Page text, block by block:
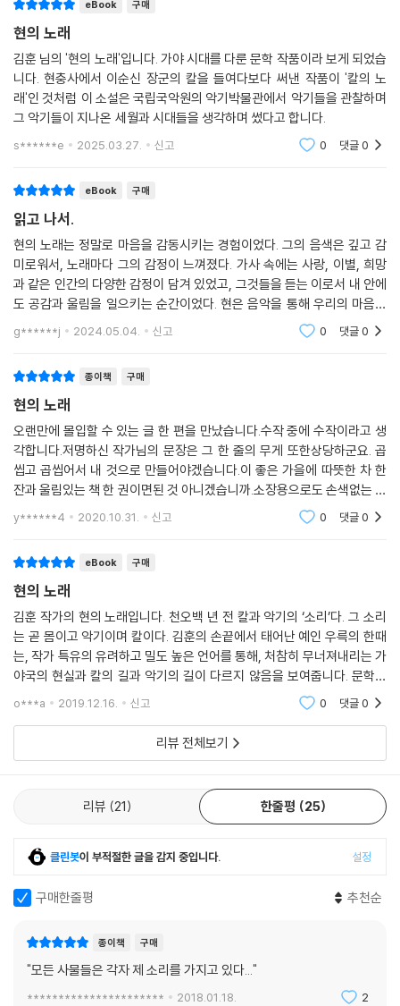
eBook 구매
현의 노래
김훈 님의 '현의 노래'입니다. 가야 시대를 다룬 문학 작품이라 보게 되었습
니다. 현충사에서 이순신 장군의 칼을 들여다보다 써낸 작품이 '칼의 노
래'인 것처럼 이 소설은 국립국악원의 악기박물관에서 악기들을 관찰하며
그 악기들이 지나온 세월과 시대들을 생각하며 썼다고 합니다.
s******e 2025.03.27. 신고 0 댓글0
eBook 구매
읽고 나서.
현의 노래는 정말로 마음을 감동시키는 경험이었다. 그의 음색은 깊고 감
미로워서, 노래마다 그의 감정이 느껴졌다. 가사 속에는 사랑, 이별, 희망
과 같은 인간의 다양한 감정이 담겨 있었고, 그것들을 듣는 이로서 내 안에
도 공감과 울림을 일으키는 순간이었다. 현은 음악을 통해 우리의 마음을
치유하고 위로해주는 힘을 지니고 있다. 그의 노래를 듣는 동안에는 시간
이 멈춘 것 같아
g******j 2024.05.04. 신고 0 댓글0
종이책 구매
현의 노래
오랜만에 몰입할 수 있는 글 한 편을 만났습니다.수작 중에 수작이라고 생
각합니다.저명하신 작가님의 문장은 그 한 줄의 무게 또한상당하군요. 곱
씹고 곱씹어서 내 것으로 만들어야겠습니다.이 좋은 가을에 따뜻한 차 한
잔과 울림있는 책 한 권이면된 것 아니겠습니까.소장용으로도 손색없는 내
용과 글이 주는 감동, 이렇게책을 읽을 수 있는 기회가 주어진 지금 누구보
다 행복합니다.
y******4 2020.10.31. 신고 0 댓글0
eBook 구매
현의 노래
김훈 작가의 현의 노래입니다. 천오백 년 전 칼과 악기의 ‘소리’다. 그 소리
는 곧 몸이고 악기이며 칼이다. 김훈의 손끝에서 태어난 예인 우륵의 한때
는, 작가 특유의 유려하고 밀도 높은 언어를 통해, 처참히 무너져내리는 가
야국의 현실과 칼의 길과 악기의 길이 다르지 않음을 보여줍니다. 문학은
그 사회를 표현한다는 말처럼 살아있는 그 시대상을 볼 수 있었습니다.
o***a 2019.12.16. 신고 0 댓글0
리뷰 전체보기
리뷰 21 한줄평 25
클린봇이 부적절한 글을 감지 중입니다. 설정
구매한줄평 추천순
종이책 구매
"모든 사물들은 각자 제 소리를 가지고 있다..."
********************** 2018.01.18. 2